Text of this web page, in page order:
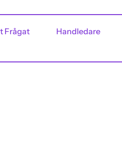
Frågat Handledare